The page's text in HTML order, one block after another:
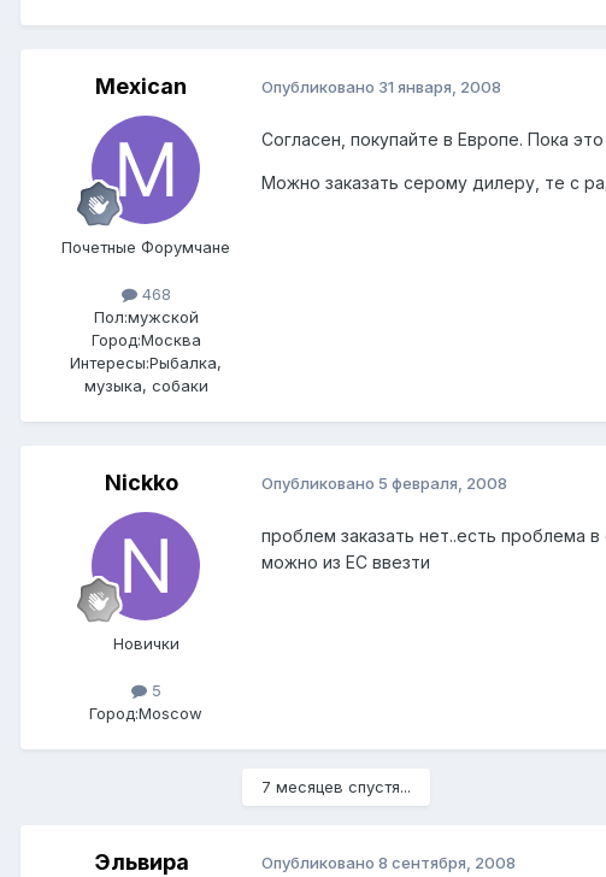
Mexican
Почетные Форумчане
468
Пол:мужской
Город:Москва
Интересы:Рыбалка,
музыка, собаки
Опубликовано 31 января, 2008
Согласен, покупайте в Европе. Пока
Можно заказать серому дилеру, те с
Nickko
Новички
5
Город:Moscow
Опубликовано 5 февраля, 2008
проблем заказать нет..есть проблема
можно из ЕС ввезти
7 месяцев спустя...
Эльвира Опубликовано 8 сентября, 2008